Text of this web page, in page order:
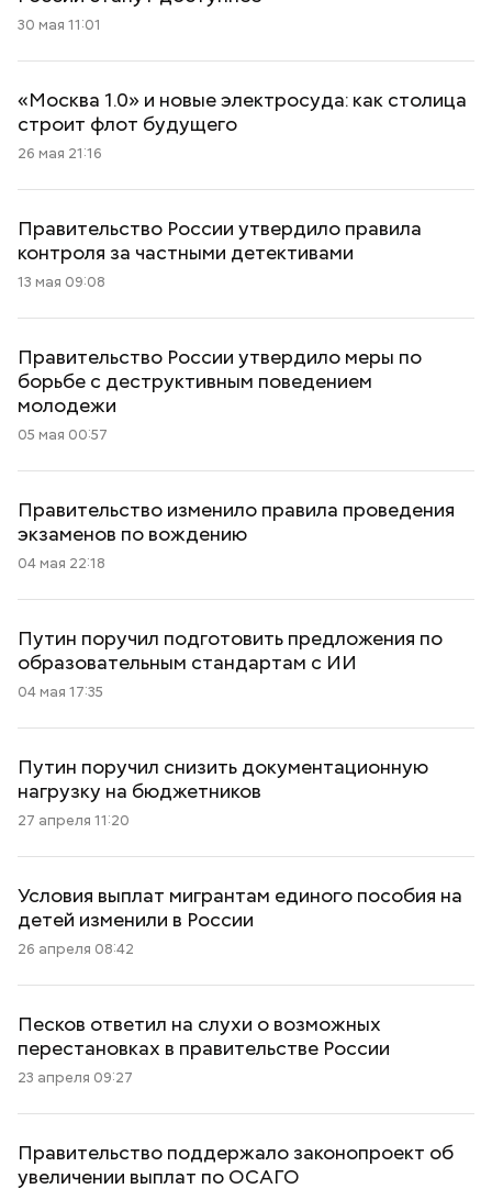
30 мая 11:01
«Москва 1.0» и новые электросуда: как столица
строит флот будущего
26 мая 21:16
Правительство России утвердило правила
контроля за частными детективами
13 мая 09:08
Правительство России утвердило меры по
борьбе с деструктивным поведением
молодежи
05 мая 00:57
Правительство изменило правила проведения
экзаменов по вождению
04 мая 22:18
Путин поручил подготовить предложения по
образовательным стандартам с ИИ
04 мая 17:35
Путин поручил снизить документационную
нагрузку на бюджетников
27 апреля 11:20
Условия выплат мигрантам единого пособия на
детей изменили в России
26 апреля 08:42
Песков ответил на слухи о возможных
перестановках в правительстве России
23 апреля 09:27
Правительство поддержало законопроект об
увеличении выплат по ОСАГО